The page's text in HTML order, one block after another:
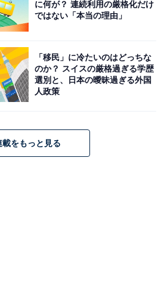
記事公開時のものです。あらか
ールアバウトに還元されること
まりたい宿を厳選してご紹介。日々更新
に何が？ 連続利用の厳格化だけ
ではない「本当の理由」
「移民」に冷たいのはどっちな
のか？ スイスの厳格過ぎる学歴
選別と、日本の曖昧過ぎる外国
人政策
載をもっと見る